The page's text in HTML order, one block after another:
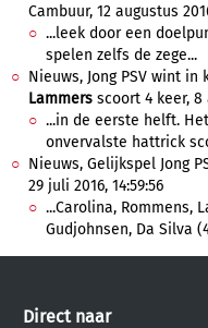
Cambuur, 12 augustus
...leek door een
spelen zelfs de zege...
Nieuws, Jong PSV wint
Lammers scoort 4 keer, 8
...in de eerste helft.
onvervalste hattrick
Nieuws, Gelijkspel Jong
29 juli 2016, 14:59:56
...Carolina, Rommens,
Gudjohnsen, Da Silva
Direct naar